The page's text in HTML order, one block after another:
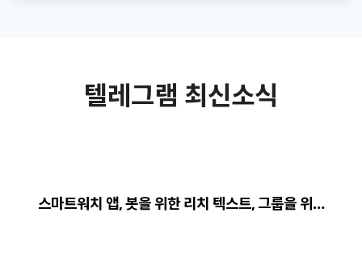
텔레그램 최신소식
스마트워치 앱, 봇을 위한 리치 텍스트, 그룹을 위…